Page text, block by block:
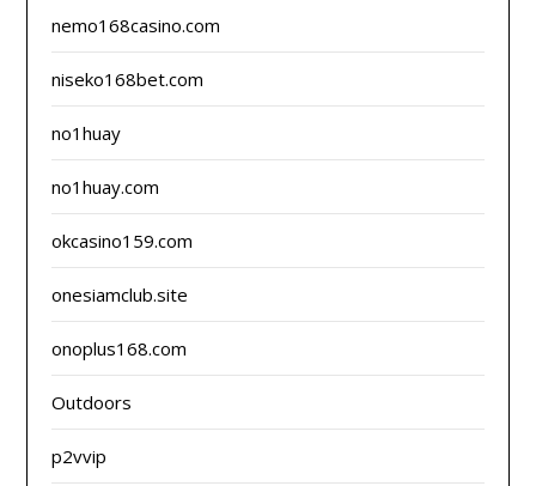
nemo168casino.com
niseko168bet.com
no1huay
no1huay.com
okcasino159.com
onesiamclub.site
onoplus168.com
Outdoors
p2vvip